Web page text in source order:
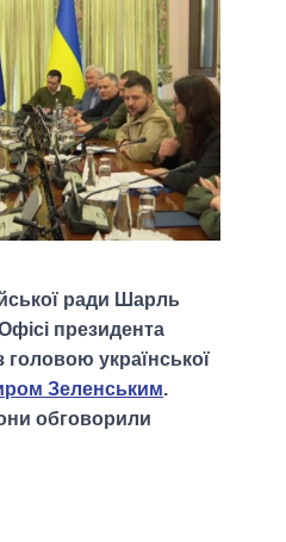
ради Шарль
президента
головою української
Зеленським.
обговорили